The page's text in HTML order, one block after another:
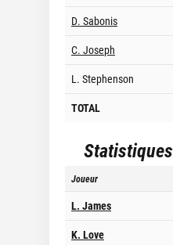
D. Sabonis
C. Joseph
L. Stephenson
TOTAL
Statistiques
Joueur
L. James
K. Love